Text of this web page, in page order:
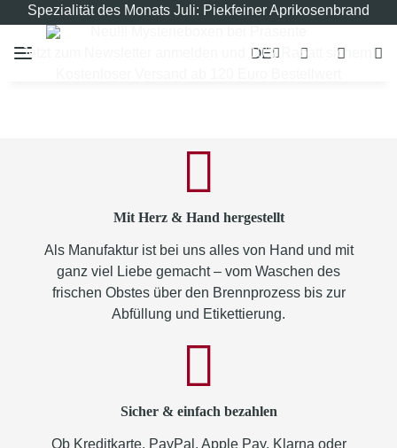
Spezialität des Monats Juli: Piekfeiner Aprikosenbrand
Jetzt zum Newsletter anmelden und 10% Rabatt sichern!
DE
Mit Herz & Hand hergestellt
Als Manufaktur ist bei uns alles von Hand und mit
ganz viel Liebe gemacht – vom Waschen des
frischen Obstes über den Brennprozess bis zur
Abfüllung und Etikettierung.
Sicher & einfach bezahlen
Ob Kreditkarte, PayPal, Apple Pay, Klarna oder